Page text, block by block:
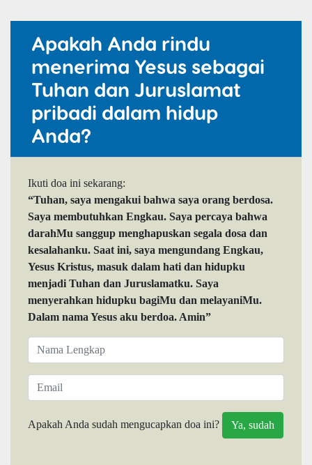
Apakah Anda rindu
menerima Yesus sebagai
Tuhan dan Juruslamat
pribadi dalam hidup
Anda?
Ikuti doa ini sekarang:
“Tuhan, saya mengakui bahwa saya orang berdosa.
Saya membutuhkan Engkau. Saya percaya bahwa
darahMu sanggup menghapuskan segala dosa dan
kesalahanku. Saat ini, saya mengundang Engkau,
Yesus Kristus, masuk dalam hati dan hidupku
menjadi Tuhan dan Juruslamatku. Saya
menyerahkan hidupku bagiMu dan melayaniMu.
Dalam nama Yesus aku berdoa. Amin”
Apakah Anda sudah mengucapkan doa ini?